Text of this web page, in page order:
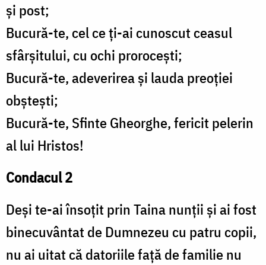
și post;
Bucură-te, cel ce ți-ai cunoscut ceasul
sfârșitului, cu ochi prorocești;
Bucură-te, adeverirea și lauda preoției
obștești;
Bucură-te, Sfinte Gheorghe, fericit pelerin
al lui Hristos!
Condacul 2
Deși te-ai însoțit prin Taina nunții și ai fost
binecuvântat de Dumnezeu cu patru copii,
nu ai uitat că datoriile față de familie nu